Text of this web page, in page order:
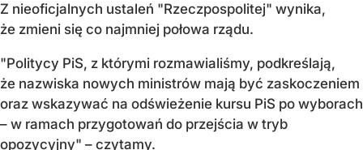
Z nieoficjalnych ustaleń "Rzeczpospolitej" wynika,
że zmieni się co najmniej połowa rządu.
"Politycy PiS, z którymi rozmawialiśmy, podkreślają,
że nazwiska nowych ministrów mają być zaskoczeniem
oraz wskazywać na odświeżenie kursu PiS po wyborach
– w ramach przygotowań do przejścia w tryb
opozycyjny" – czytamy.